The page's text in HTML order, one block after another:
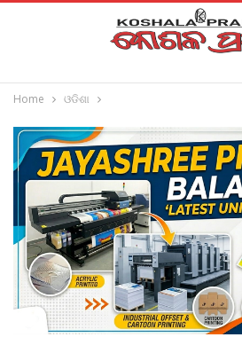
Home ଓଡିଶା